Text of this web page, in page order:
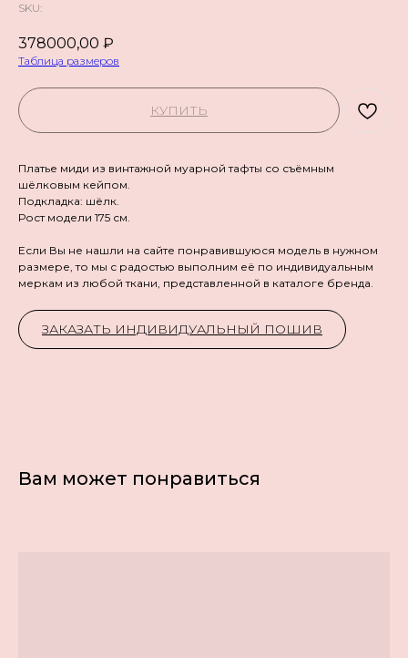
SKU:
378000,00 ₽
Таблица размеров
КУПИТЬ
Платье миди из винтажной муарной тафты со съёмным
шёлковым кейпом.
Подкладка: шёлк.
Рост модели 175 см.
Если Вы не нашли на сайте понравившуюся модель в нужном
размере, то мы с радостью выполним её по индивидуальным
меркам из любой ткани, представленной в каталоге бренда.
ЗАКАЗАТЬ ИНДИВИДУАЛЬНЫЙ ПОШИВ
Вам может понравиться